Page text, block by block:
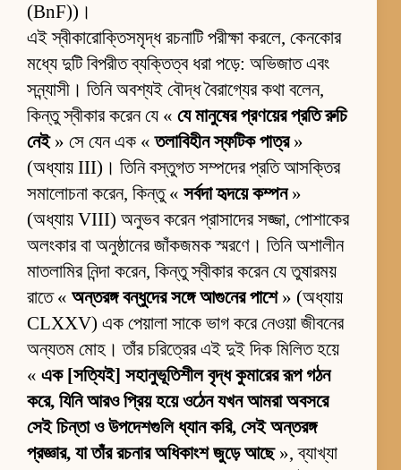
(BnF))।
এই স্বীকারোক্তিসমৃদ্ধ রচনাটি পরীক্ষা করলে, কেনকোর
মধ্যে দুটি বিপরীত ব্যক্তিত্ব ধরা পড়ে: অভিজাত এবং
সন্ন্যাসী। তিনি অবশ্যই বৌদ্ধ বৈরাগ্যের কথা বলেন,
কিন্তু স্বীকার করেন যে « যে মানুষের প্রণয়ের প্রতি রুচি
নেই» সে যেন এক «তলাবিহীন স্ফটিক পাত্র»
(অধ্যায় III)। তিনি বস্তুগত সম্পদের প্রতি আসক্তির
সমালোচনা করেন, কিন্তু « সর্বদা হৃদয়ে কম্পন»
(অধ্যায় VIII) অনুভব করেন প্রাসাদের সজ্জা, পোশাকের
অলংকার বা অনুষ্ঠানের জাঁকজমক স্মরণে। তিনি অশালীন
মাতলামির নিন্দা করেন, কিন্তু স্বীকার করেন যে তুষারময়
রাতে « অন্তরঙ্গ বন্ধুদের সঙ্গে আগুনের পাশে» (অধ্যায়
CLXXV) এক পেয়ালা সাকে ভাগ করে নেওয়া জীবনের
অন্যতম মোহ। তাঁর চরিত্রের এই দুই দিক মিলিত হয়ে
« এক [সত্যিই] সহানুভূতিশীল বৃদ্ধ কুমারের রূপ গঠন
করে, যিনি আরও প্রিয় হয়ে ওঠেন যখন আমরা অবসরে
সেই চিন্তা ও উপদেশগুলি ধ্যান করি, সেই অন্তরঙ্গ
প্রজ্ঞার, যা তাঁর রচনার অধিকাংশ জুড়ে আছে», ব্যাখ্যা